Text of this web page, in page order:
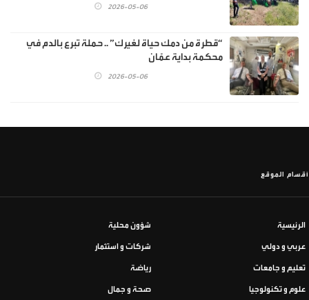
2026-05-06
“قطرة من دمك حياة لغيرك” .. حملة تبرع بالدم في
محكمة بداية عمّان
2026-05-06
أقسام الموقع
الرئيسية شؤون محلية
عربي و دولي شركات و استثمار
تعليم و جامعات رياضة
علوم و تكنولوجيا صحة و جمال